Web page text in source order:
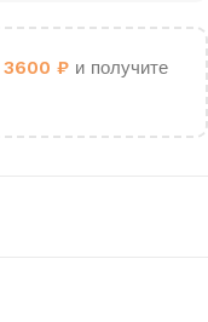
3600 ₽ и получите